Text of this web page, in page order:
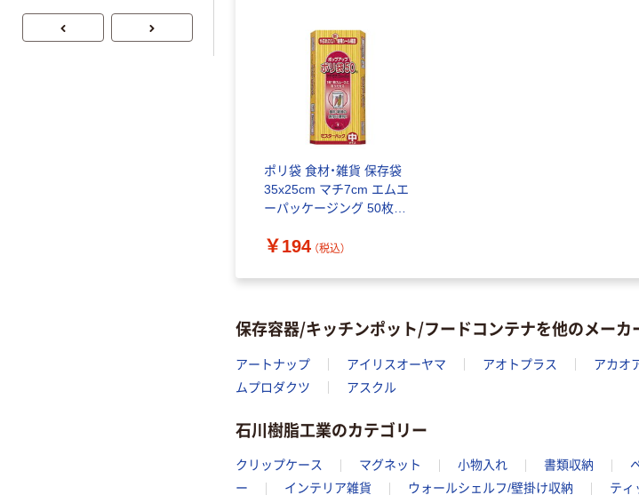
ポリ袋 食材・雑貨 保存袋
35x25cm マチ7cm エムエ
ーパッケージング 50枚入
145559 1個
￥194 （税込）
保存容器/キッチンポット/フードコンテナを他のメーカ
アートナップ アイリスオーヤマ アオトプラス アカオ
ムプロダクツ
アスクル
石川樹脂工業のカテゴリー
クリップケース マグネット 小物入れ 書類収納
ー
インテリア雑貨 ウォールシェルフ/壁掛け収納 ティ
企画 オリジナル